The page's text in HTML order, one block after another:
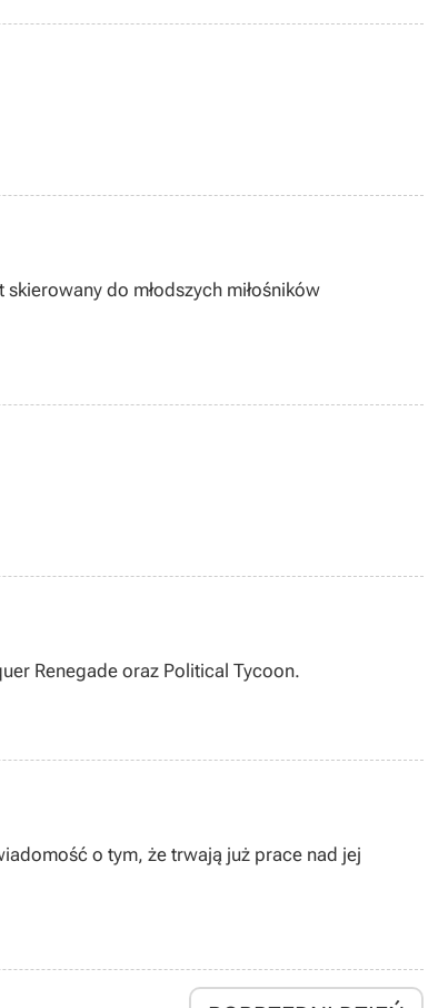
do młodszych miłośników
Renegade oraz Political Tycoon.
o tym, że trwają już prace nad jej